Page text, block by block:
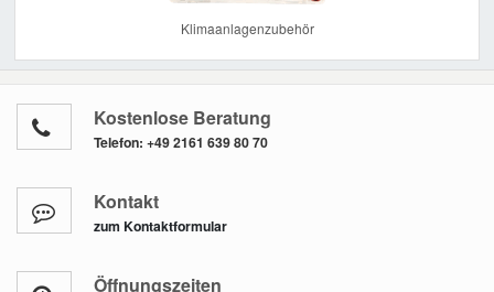
Klimaanlagenzubehör
Kostenlose Beratung
Telefon: +49 2161 639 80 70
Kontakt
zum Kontaktformular
Öffnungszeiten